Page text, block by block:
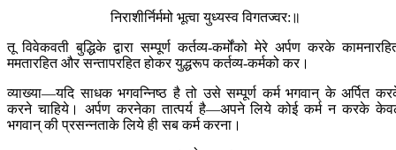
निराशीर्निर्ममो भूत्वा युध्यस्व विगतज्वर:॥
तू विवेकवती बुद्धिके द्वारा सम्पूर्ण कर्तव्य-कर्मोंको मेरे अर्पण करके
ममतारहित और सन्तापरहित होकर युद्धरूप कर्तव्य-कर्मको कर।
व्याख्या—यदि साधक भगवन्निष्ठ है तो उसे सम्पूर्ण कर्म भगवान् के अर्पित
करने चाहिये। अर्पण करनेका तात्पर्य है—अपने लिये कोई कर्म न करके
भगवान् की प्रसन्नताके लिये ही सब कर्म करना।